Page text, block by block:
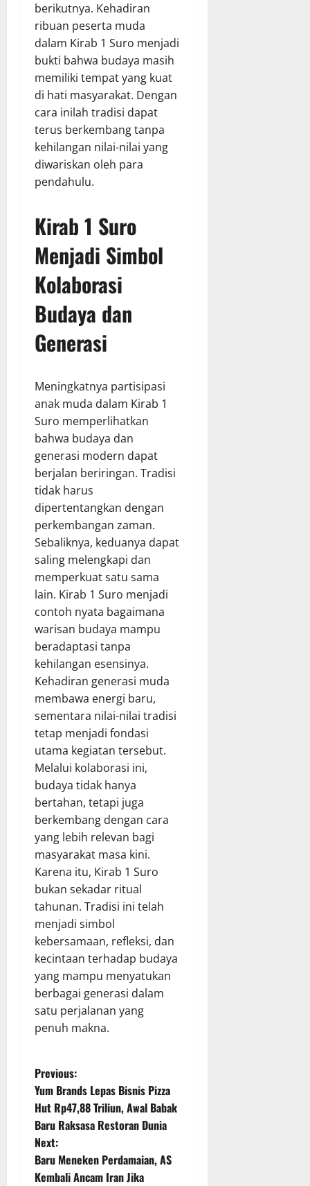
berikutnya. Kehadiran
ribuan peserta muda
dalam Kirab 1 Suro menjadi
bukti bahwa budaya masih
memiliki tempat yang kuat
di hati masyarakat. Dengan
cara inilah tradisi dapat
terus berkembang tanpa
kehilangan nilai-nilai yang
diwariskan oleh para
pendahulu.
Kirab 1 Suro
Menjadi Simbol
Kolaborasi
Budaya dan
Generasi
Meningkatnya partisipasi
anak muda dalam Kirab 1
Suro memperlihatkan
bahwa budaya dan
generasi modern dapat
berjalan beriringan. Tradisi
tidak harus
dipertentangkan dengan
perkembangan zaman.
Sebaliknya, keduanya dapat
saling melengkapi dan
memperkuat satu sama
lain. Kirab 1 Suro menjadi
contoh nyata bagaimana
warisan budaya mampu
beradaptasi tanpa
kehilangan esensinya.
Kehadiran generasi muda
membawa energi baru,
sementara nilai-nilai tradisi
tetap menjadi fondasi
utama kegiatan tersebut.
Melalui kolaborasi ini,
budaya tidak hanya
bertahan, tetapi juga
berkembang dengan cara
yang lebih relevan bagi
masyarakat masa kini.
Karena itu, Kirab 1 Suro
bukan sekadar ritual
tahunan. Tradisi ini telah
menjadi simbol
kebersamaan, refleksi, dan
kecintaan terhadap budaya
yang mampu menyatukan
berbagai generasi dalam
satu perjalanan yang
penuh makna.
P
o
s
t
Previous:
Yum Brands Lepas Bisnis Pizza
Hut Rp47,88 Triliun, Awal Babak
Baru Raksasa Restoran Dunia
Next:
Baru Meneken Perdamaian, AS
Kembali Ancam Iran Jika